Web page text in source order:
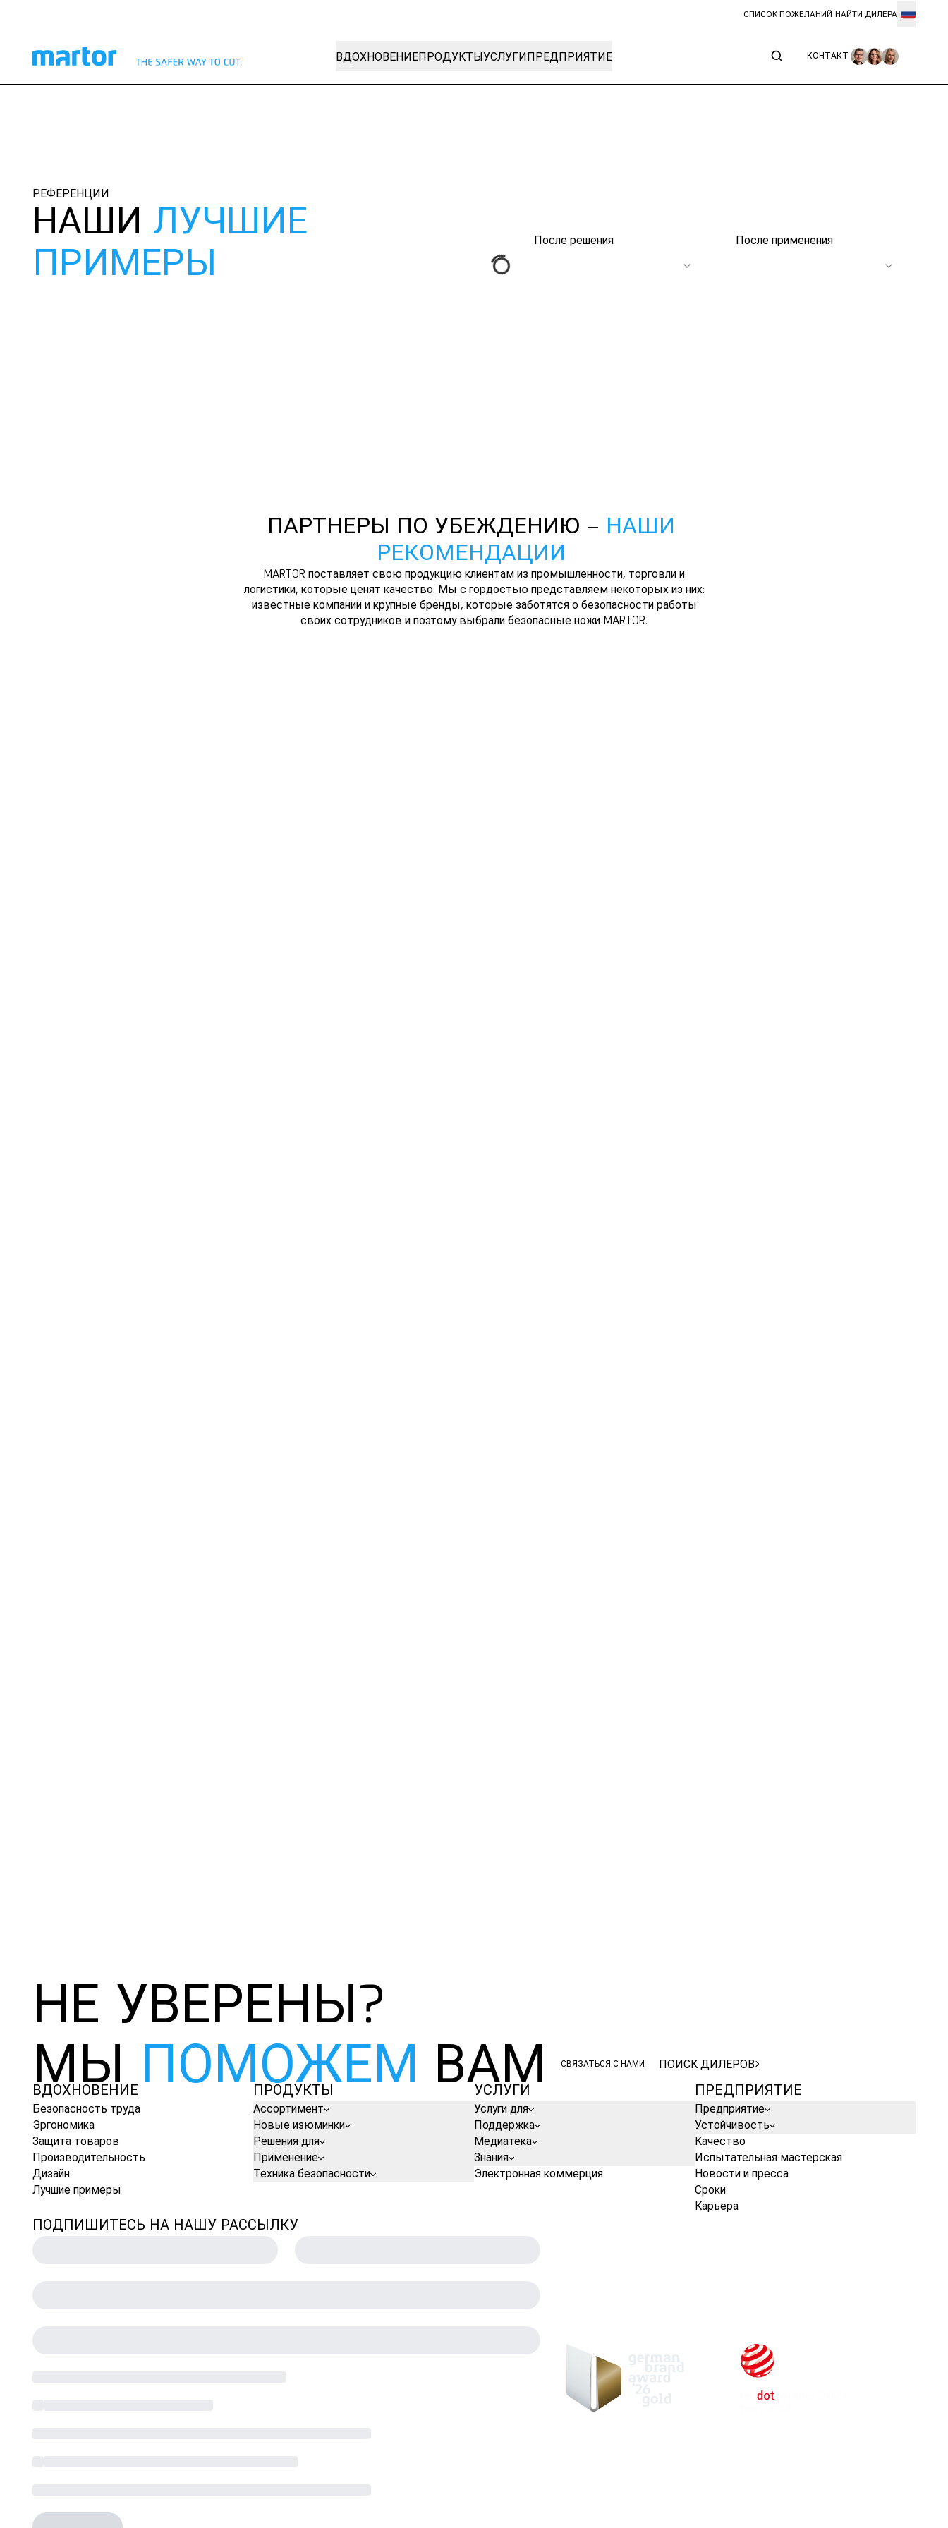
СПИСОК ПОЖЕЛАНИЙ НАЙТИ ДИЛЕРА
ВДОХНОВЕНИЕ ПРОДУКТЫ УСЛУГИ ПРЕДПРИЯТИЕ КОНТАКТ
РЕФЕРЕНЦИИ
НАШИ ЛУЧШИЕ
ПРИМЕРЫ
После решения После применения
ПАРТНЕРЫ ПО УБЕЖДЕНИЮ – НАШИ
РЕКОМЕНДАЦИИ
MARTOR поставляет свою продукцию клиентам из промышленности, торговли и
логистики, которые ценят качество. Мы с гордостью представляем некоторых из них:
известные компании и крупные бренды, которые заботятся о безопасности работы
своих сотрудников и поэтому выбрали безопасные ножи MARTOR.
НЕ УВЕРЕНЫ?
МЫ ПОМОЖЕМ ВАМ
СВЯЗАТЬСЯ С НАМИ
ПОИСК ДИЛЕРОВ
ВДОХНОВЕНИЕ
Безопасность труда
Эргономика
Защита товаров
Производительность
Дизайн
Лучшие примеры
ПРОДУКТЫ
Ассортимент
Новые изюминки
Решения для
Применение
Техника безопасности
УСЛУГИ
Услуги для
Поддержка
Медиатека
Знания
Электронная коммерция
ПРЕДПРИЯТИЕ
Предприятие
Устойчивость
Качество
Испытательная мастерская
Новости и пресса
Сроки
Карьера
ПОДПИШИТЕСЬ НА НАШУ РАССЫЛКУ